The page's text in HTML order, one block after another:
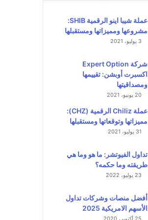
عملة شيبا اينو الرقمية SHIB:
مشروعها ومميزاتها ومستقبلها
3 يوليو، 2021
شركة Expert Option
اكسبرت أوبشن: تقييمها
ومصداقيتها
20 يونيو، 2021
عملة Chiliz الرقمية (CHZ):
مميزاتها وتوقعاتها ومستقبلها
31 يوليو، 2021
تداول الفيوتشر: ما هو وما هي
طريقته وما حكمه؟
23 يوليو، 2022
أفضل منصات وشركات تداول
الأسهم الامريكية 2025
25 أكتوبر، 2020